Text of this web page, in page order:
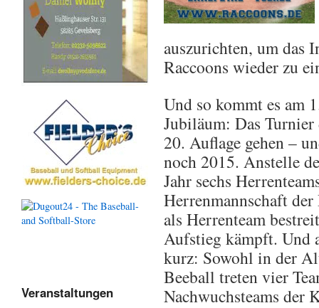
auszurichten, um das
Raccoons wieder zu
Und so kommt es am
Jubiläum: Das
20. Auflage gehen –
noch 2015. Anstelle
Jahr sechs
Herrenmannschaft
als Herrenteam
Aufstieg kämpft. Und
kurz: Sowohl in der
Beeball treten vier
Nachwuchsteams der
Veranstaltungen